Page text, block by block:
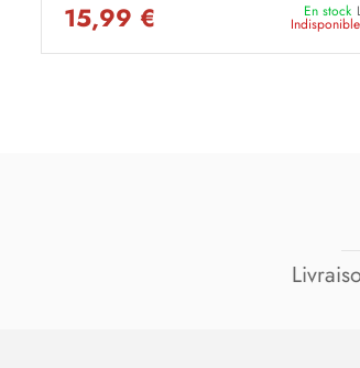
15,99 € En stock
Indisponible